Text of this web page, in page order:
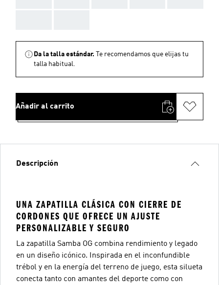
Da la talla estándar.
Te recomendamos que elijas tu
talla habitual.
Añadir al carrito
Descripción
UNA ZAPATILLA CLÁSICA CON CIERRE DE
CORDONES QUE OFRECE UN AJUSTE
PERSONALIZABLE Y SEGURO
La zapatilla Samba OG combina rendimiento y legado
en un diseño icónico. Inspirada en el inconfundible
trébol y en la energía del terreno de juego, esta silueta
conecta tanto con amantes del deporte como con